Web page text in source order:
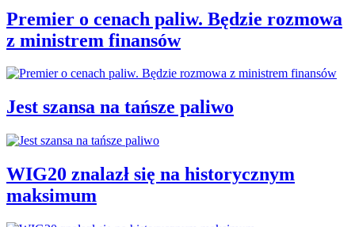
Premier o cenach paliw. Będzie rozmowa
z ministrem finansów
Jest szansa na tańsze paliwo
WIG20 znalazł się na historycznym
maksimum